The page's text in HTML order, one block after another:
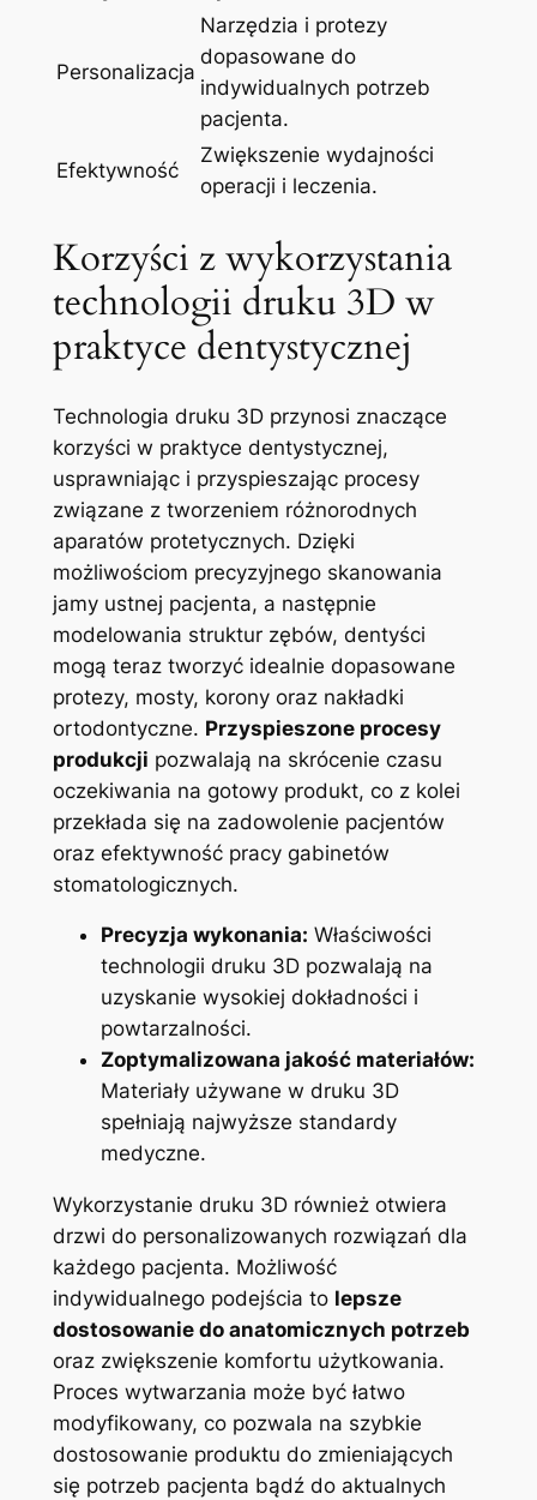
Personalizacja
Narzędzia ⁢i protezy
dopasowane​ do
indywidualnych‍ potrzeb
pacjenta.
Efektywność
Zwiększenie wydajności
operacji i leczenia.
Korzyści⁢ z wykorzystania
technologii druku 3D ⁢w
praktyce dentystycznej
Technologia ⁣druku 3D przynosi znaczące
korzyści w praktyce dentystycznej,
usprawniając ⁢i przyspieszając‌ procesy
związane ⁢z tworzeniem różnorodnych
⁤aparatów protetycznych. Dzięki
możliwościom precyzyjnego skanowania
jamy ustnej pacjenta, a następnie
modelowania struktur zębów, dentyści
mogą teraz tworzyć idealnie ⁢dopasowane
protezy,⁤ mosty, ‌korony oraz nakładki
ortodontyczne. Przyspieszone procesy
produkcji pozwalają ⁢na skrócenie czasu
oczekiwania‌ na gotowy ​produkt, co z kolei
przekłada‌ się na⁤ zadowolenie ⁢pacjentów
⁣oraz efektywność pracy gabinetów
‍stomatologicznych.
Precyzja wykonania: Właściwości
technologii druku​ 3D pozwalają na
uzyskanie wysokiej dokładności i
powtarzalności.
Zoptymalizowana jakość materiałów:
Materiały używane w druku 3D
‍spełniają najwyższe standardy
medyczne.
Wykorzystanie ‍druku 3D również otwiera
drzwi do ⁣personalizowanych rozwiązań dla
‌każdego‍ pacjenta. Możliwość
indywidualnego podejścia to lepsze
dostosowanie do anatomicznych potrzeb
oraz ‍zwiększenie ‌komfortu użytkowania.
Proces‌ wytwarzania może być ⁤łatwo
⁢modyfikowany,​ co pozwala na szybkie⁢
dostosowanie‌ produktu‌ do zmieniających
się potrzeb ⁤pacjenta bądź do aktualnych